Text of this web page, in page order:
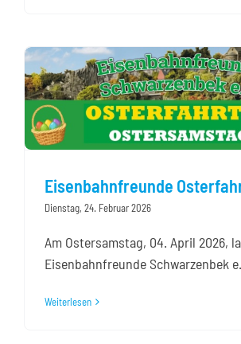
Eisenbahnfreunde
Dienstag, 24. Februar 2026
Am Ostersamstag, 04. April 2026,
Eisenbahnfreunde Schwarzenbek e.
Weiterlesen